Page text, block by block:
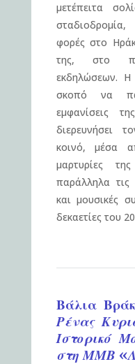
μετέπειτα
φορές στο
της, στο
εκδηλώσεων. Η
σκοπό να
εμφανίσεις
διερευνήσει
κοινό, μέσα
μαρτυρίες
παράλληλα τις
και μουσικές
δεκαετίες του
Βάλια
Ρένας
Ιστορικό
στη ΜΜΒ